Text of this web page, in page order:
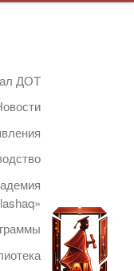
ДОТ